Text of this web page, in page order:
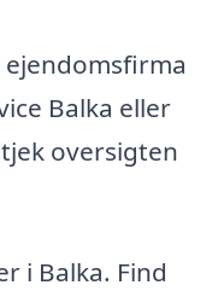
Balka eller
oversigten
i Balka. Find